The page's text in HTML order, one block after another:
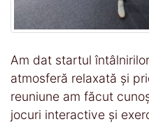
Am dat startul
atmosferă relaxată și
reuniune am făcut
jocuri interactive și